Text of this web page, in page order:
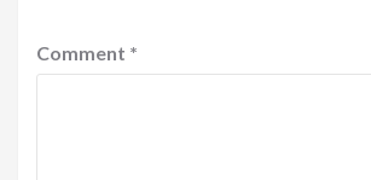
Comment *